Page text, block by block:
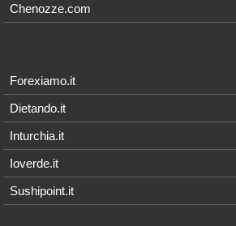
Chenozze.com
Forexiamo.it
Dietando.it
Inturchia.it
Ioverde.it
Sushipoint.it